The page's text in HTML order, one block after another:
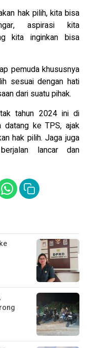
hak pilih, kita bisa
aspirasi kita
kita inginkan bisa
pemuda khususnya
sesuai dengan hati
dari suatu pihak.
tahun 2024 ini di
datang ke TPS, ajak
hak pilih. Jaga juga
lancar dan